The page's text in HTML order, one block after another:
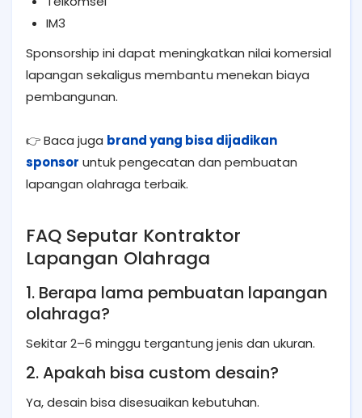
IM3
Sponsorship ini dapat meningkatkan nilai komersial
lapangan sekaligus membantu menekan biaya
pembangunan.
👉 Baca juga brand yang bisa dijadikan
sponsor untuk pengecatan dan pembuatan
lapangan olahraga terbaik.
FAQ Seputar Kontraktor
Lapangan Olahraga
1. Berapa lama pembuatan lapangan
olahraga?
Sekitar 2–6 minggu tergantung jenis dan ukuran.
2. Apakah bisa custom desain?
Ya, desain bisa disesuaikan kebutuhan.